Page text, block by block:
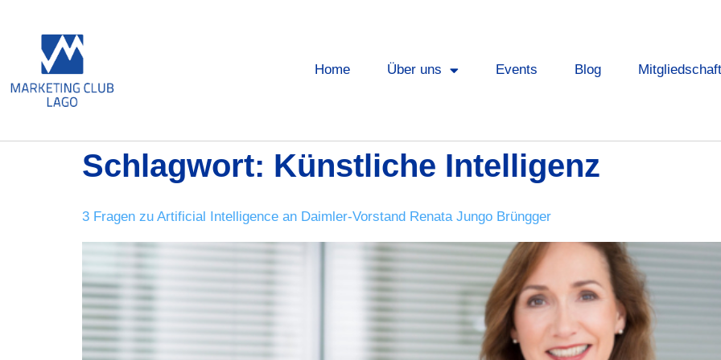
Home Über uns Events Blog Mitgliedschaft
Schlagwort: Künstliche Intelligenz
3 Fragen zu Artificial Intelligence an Daimler-Vorstand Renata Jungo Brüngger